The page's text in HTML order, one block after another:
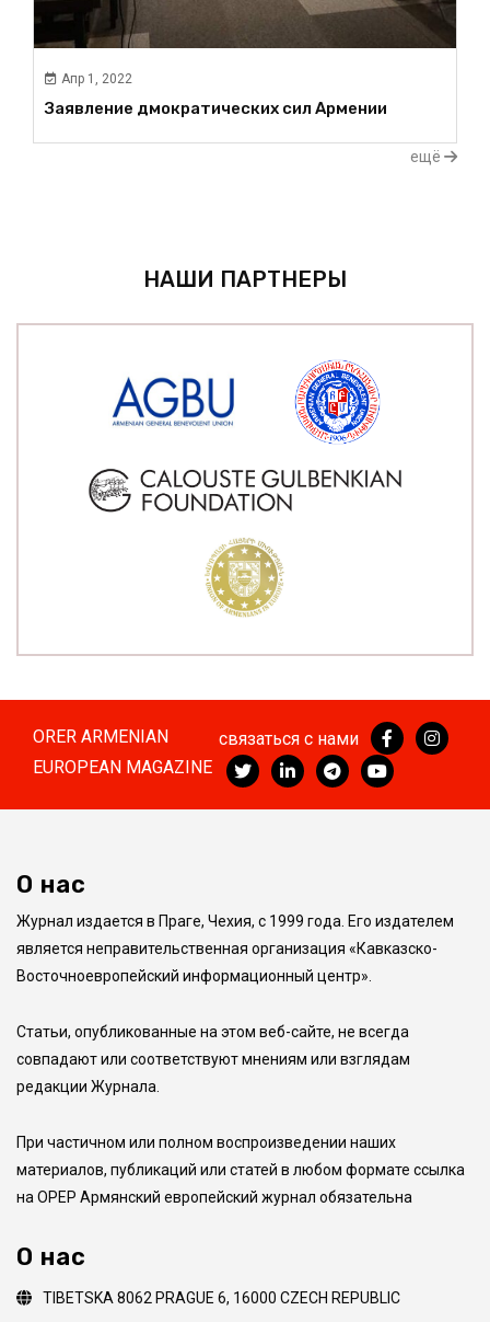
Апр 1, 2022
Заявление дмократических сил Армении
ещё
НАШИ ПАРТНЕРЫ
ORER ARMENIAN
EUROPEAN MAGAZINE
связаться с нами
О нас
Журнал издается в Праге, Чехия, с 1999 года. Его издателем
является неправительственная организация «Кавказско-
Восточноевропейский информационный центр».
Статьи, опубликованные на этом веб-сайте, не всегда
совпадают или соответствуют мнениям или взглядам
редакции Журнала.
При частичном или полном воспроизведении наших
материалов, публикаций или статей в любом формате ссылка
на ОРEР Армянский европейский журнал обязательна
О нас
TIBETSKA 8062 PRAGUE 6, 16000 CZECH REPUBLIC